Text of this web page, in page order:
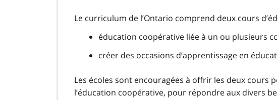
Le curriculum de l’Ontario comprend deux cours
éducation coopérative liée à un ou plusieurs
créer des occasions d’apprentissage en
Les écoles sont encouragées à offrir les deux cours
l’éducation coopérative, pour répondre aux divers